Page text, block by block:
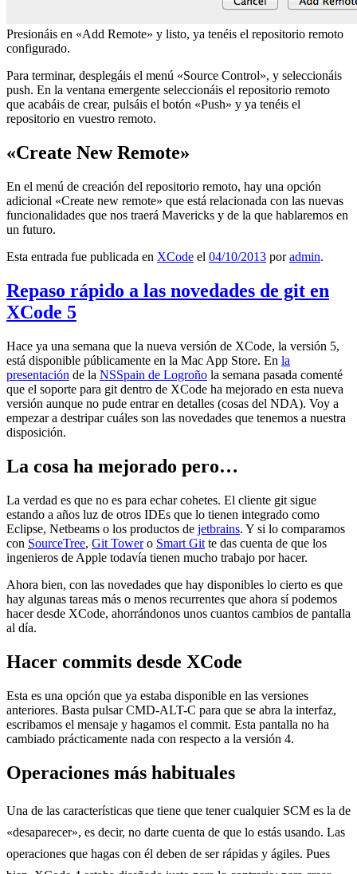
Presionáis en «Add Remote» y listo, ya tenéis el repositorio remoto
configurado.
Para terminar, desplegáis el menú «Source Control», y seleccionáis
push. En la ventana emergente seleccionáis el repositorio remoto
que acabáis de crear, pulsáis el botón «Push» y ya tenéis el
repositorio en vuestro remoto.
«Create New Remote»
En el menú de creación del repositorio remoto, hay una opción
adicional «Create new remote» que está relacionada con las nuevas
funcionalidades que nos traerá Mavericks y de la que hablaremos en
un futuro.
Esta entrada fue publicada en XCode el 04/10/2013 poradmin.
Repaso rápido a las novedades de git en
XCode 5
Hace ya una semana que la nueva versión de XCode, la versión 5,
está disponible públicamente en la Mac App Store. En la
presentación de la NSSpain de Logroño la semana pasada comenté
que el soporte para git dentro de XCode ha mejorado en esta nueva
versión aunque no pude entrar en detalles (cosas del NDA). Voy a
empezar a destripar cuáles son las novedades que tenemos a nuestra
disposición.
La cosa ha mejorado pero…
La verdad es que no es para echar cohetes. El cliente git sigue
estando a años luz de otros IDEs que lo tienen integrado como
Eclipse, Netbeams o los productos de jetbrains. Y si lo comparamos
con SourceTree, Git Towero Smart Git te das cuenta de que los
ingenieros de Apple todavía tienen mucho trabajo por hacer.
Ahora bien, con las novedades que hay disponibles lo cierto es que
hay algunas tareas más o menos recurrentes que ahora sí podemos
hacer desde XCode, ahorrándonos unos cuantos cambios de pantalla
al día.
Hacer commits desde XCode
Esta es una opción que ya estaba disponible en las versiones
anteriores. Basta pulsar CMD-ALT-C para que se abra la interfaz,
escribamos el mensaje y hagamos el commit. Esta pantalla no ha
cambiado prácticamente nada con respecto a la versión 4.
Operaciones más habituales
Una de las características que tiene que tener cualquier SCM es la de
«desaparecer», es decir, no darte cuenta de que lo estás usando. Las
operaciones que hagas con él deben de ser rápidas y ágiles. Pues